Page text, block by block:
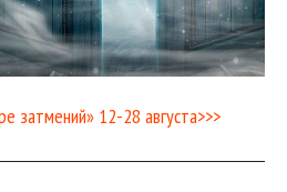
затмений» 12-28 августа>>>